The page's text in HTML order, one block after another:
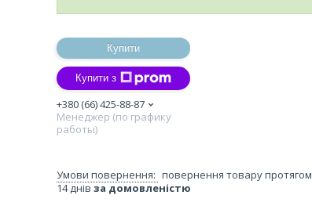
Купити
Купити з
+380 (66) 425-88-87
Менеджер (по графику
работы)
повернення товару протягом
14 днів за домовленістю